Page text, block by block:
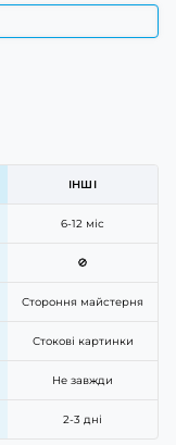
ІНШІ
6-12 міс
🚫
Стороння майстерня
Стокові картинки
Не завжди
2-3 дні